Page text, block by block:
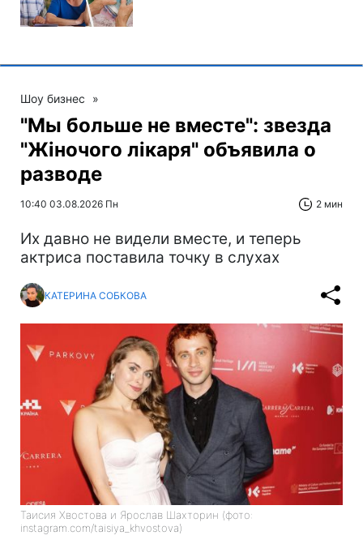
Шоу бизнес »
"Мы больше не вместе": звезда
"Жіночого лікаря" объявила о
разводе
10:40 03.08.2026 Пн 2 мин
Их давно не видели вместе, и теперь
актриса поставила точку в слухах
КАТЕРИНА СОБКОВА
Таисия Хвостова и Ярослав Шахторин (фото:
instagram.com/taisiya_khvostova)